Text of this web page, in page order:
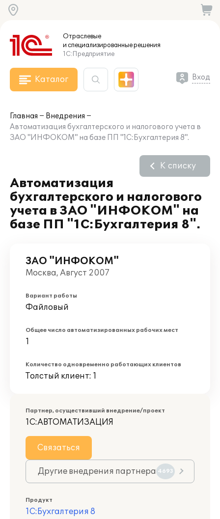
Отраслевые
и специализированныерешения
1С:Предприятие
Каталог Вход
Главная
Внедрения
Автоматизация бухгалтерского и налогового учета в
ЗАО "ИНФОКОМ" на базе ПП "1С:Бухгалтерия 8".
Автоматизация
бухгалтерского и налогового
учета в ЗАО "ИНФОКОМ" на
базе ПП "1С:Бухгалтерия 8".
К списку
ЗАО "ИНФОКОМ"
Москва, Август 2007
Вариант работы
Файловый
Общее число автоматизированных рабочих мест
1
Количество одновременно работающих клиентов
Толстый клиент: 1
Партнер, осуществивший внедрение/проект
1С:АВТОМАТИЗАЦИЯ
Связаться
Другие внедрения партнера 4693
Продукт
1С:Бухгалтерия 8